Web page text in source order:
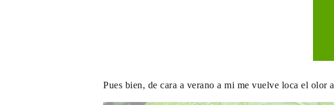
Pues bien, de cara a verano a mi me vuelve loca el olor a